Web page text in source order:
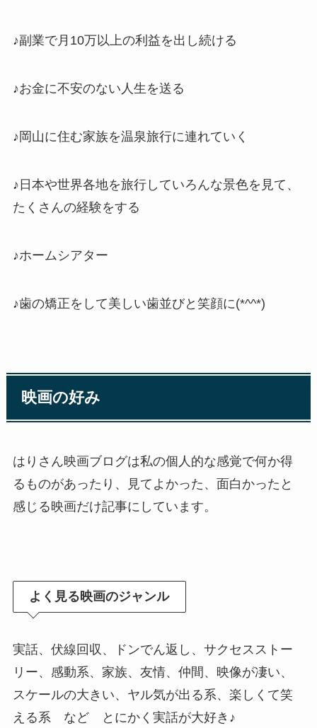
♪副業で月10万以上の利益を出し続ける
♪お金に不安のない人生を送る
♪岡山に住む家族を温泉旅行に連れていく
♪日本や世界各地を旅行していろんな景色を見て、
たくさんの経験をする
♪ホームシアター
♪歯の矯正をして美しい歯並びと笑顔に(*^^*)
映画の好み
はりさん映画ブログは私の個人的な感覚で何か得
るものがあったり、見てよかった、面白かったと
感じる映画だけ記事にしています。
よく見る映画のジャンル
実話、伏線回収、ドンでん返し、サクセスストー
リー、感動系、家族、友情、仲間、映像が凄い、
スケールの大きい、ヤル気が出る系、楽しくて笑
える系 など とにかく実話が大好き♪